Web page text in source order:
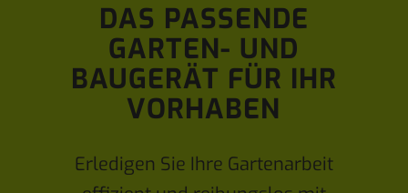
DAS PASSENDE
GARTEN- UND
BAUGERÄT FÜR IHR
VORHABEN
Erledigen Sie Ihre Gartenarbeit